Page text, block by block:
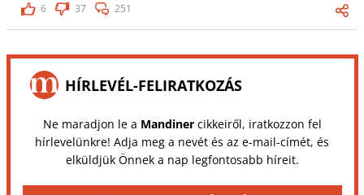
6
37 251
HÍRLEVÉL-FELIRATKOZÁS
Ne maradjon le a Mandinercikkeiről, iratkozzon fel
hírlevelünkre! Adja meg a nevét és az e-mail-címét, és
elküldjük Önnek a nap legfontosabb híreit.